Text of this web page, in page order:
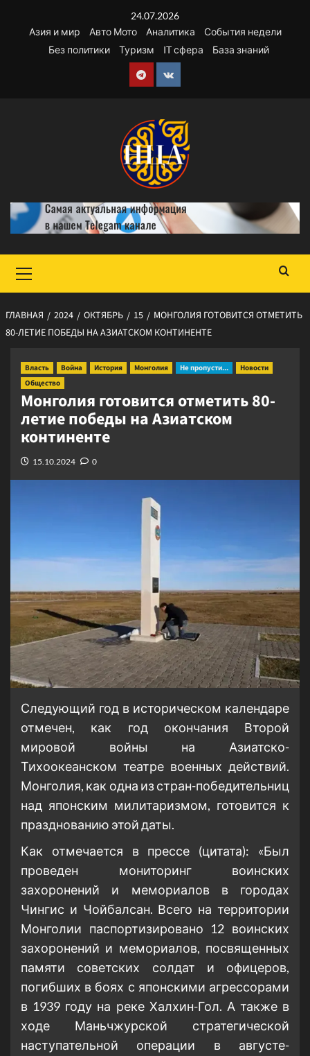
содержимому
24.07.2026
Азия и мир
Авто Мото Аналитика
События недели
Без политики
Туризм IT сфера База знаний
Telegram
VK
меню
ГЛАВНАЯ 2024 ОКТЯБРЬ 15
МОНГОЛИЯ ГОТОВИТСЯ ОТМЕТИТЬ
80-ЛЕТИЕ ПОБЕДЫ НА АЗИАТСКОМ КОНТИНЕНТЕ
Власть Война История Монголия Не пропусти...
Новости
Общество
Монголия готовится отметить 80-
летие победы на Азиатском
континенте
15.10.2024 0
Следующий год в историческом календаре
отмечен, как год окончания Второй
мировой войны на Азиатско-
Тихоокеанском театре военных действий.
Монголия, как одна из стран-победительниц
над японским милитаризмом, готовится к
празднованию этой даты.
Как отмечается в прессе (цитата): «Был
проведен мониторинг воинских
захоронений и мемориалов в городах
Чингис и Чойбалсан. Всего на территории
Монголии паспортизировано 12 воинских
захоронений и мемориалов, посвященных
памяти советских солдат и офицеров,
погибших в боях с японскими агрессорами
в 1939 году на реке Халхин-Гол. А также в
ходе Маньчжурской стратегической
наступательной операции в августе-